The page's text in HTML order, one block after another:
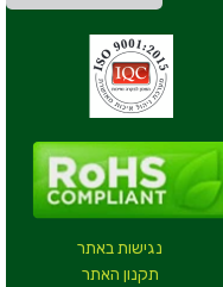
נגישות באתר
תקנון האתר